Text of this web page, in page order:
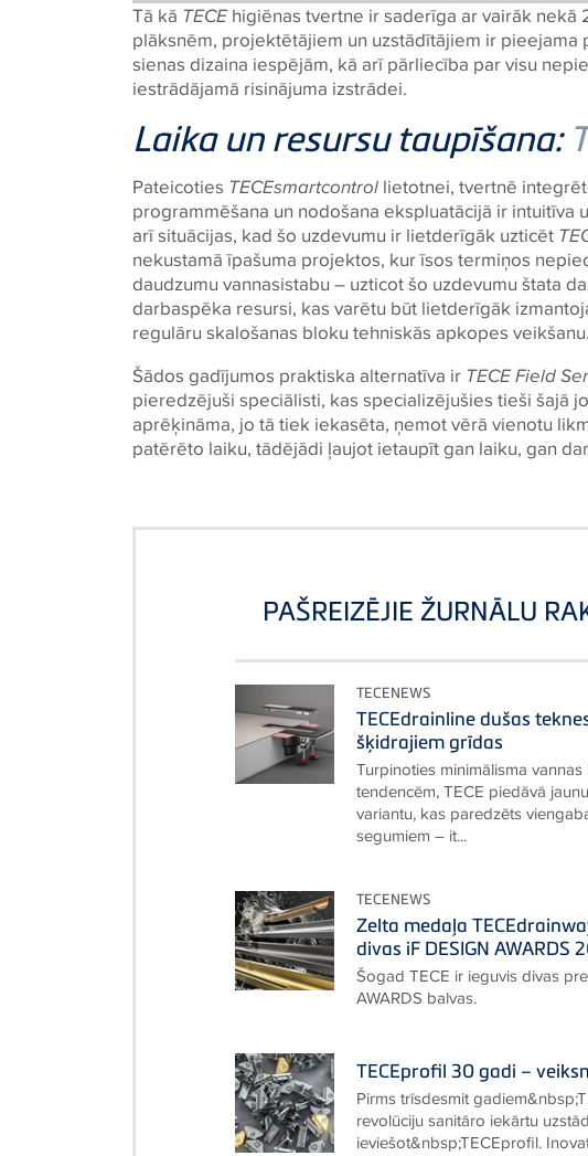
Tā kā TECEhigiēnas tvertne ir saderīga ar vairāk nekā
plāksnēm, projektētājiem un uzstādītājiem ir
sienas dizaina iespējām, kā arī pārliecība par visu
iestrādājamā risinājuma izstrādei.
Laika un resursu taupīšana:
Pateicoties TECEsmartcontrol lietotnei, tvertnē
programmēšana un nodošana ekspluatācijā ir intuitīva
arī situācijas, kad šo uzdevumu ir lietderīgāk uzticēt
nekustamā īpašuma projektos, kur īsos termiņos
daudzumu vannasistabu – uzticot šo uzdevumu štata
darbaspēka resursi, kas varētu būt lietderīgāk
regulāru skalošanas bloku tehniskās apkopes veikšanu.
Šādos gadījumos praktiska alternatīva ir TECEField
pieredzējuši speciālisti, kas specializējušies tieši šajā
aprēķināma, jo tā tiek iekasēta, ņemot vērā vienotu
patērēto laiku, tādējādi ļaujot ietaupīt gan laiku, gan
PAŠREIZĒJIE ŽURNĀLU
TECENEWS
TECEdrainline dušas
šķidrajiem grīdas
Turpinoties minimālisma
tendencēm, TECE piedāvā
variantu, kas paredzēts
segumiem – it...
TECENEWS
Zelta medaļa
divas iF DESIGN AWARDS
Šogad TECE ir ieguvis divas
AWARDS balvas.
TECEprofil 30 gadi –
Pirms trīsdesmit
revolūciju sanitāro iekārtu
ieviešot&nbsp;TECEprofil.